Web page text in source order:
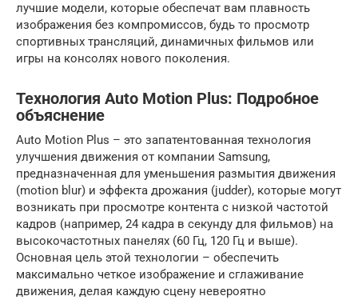
лучшие модели, которые обеспечат вам плавность
изображения без компромиссов, будь то просмотр
спортивных трансляций, динамичных фильмов или
игры на консолях нового поколения.
Технология Auto Motion Plus: Подробное
объяснение
Auto Motion Plus – это запатентованная технология
улучшения движения от компании Samsung,
предназначенная для уменьшения размытия движения
(motion blur) и эффекта дрожания (judder), которые могут
возникать при просмотре контента с низкой частотой
кадров (например, 24 кадра в секунду для фильмов) на
высокочастотных панелях (60 Гц, 120 Гц и выше).
Основная цель этой технологии – обеспечить
максимально четкое изображение и сглаживание
движения, делая каждую сцену невероятно